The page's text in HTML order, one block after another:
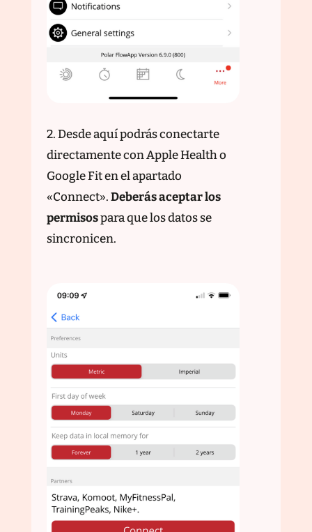
2. Desde aquí podrás conectarte
directamente con Apple Health o
Google Fit en el apartado
«Connect».Deberás aceptar los
permisospara que los datos se
sincronicen.